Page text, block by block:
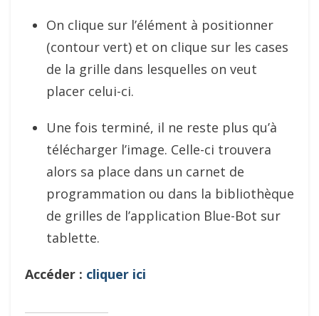
On clique sur l’élément à positionner
(contour vert) et on clique sur les cases
de la grille dans lesquelles on veut
placer celui-ci.
Une fois terminé, il ne reste plus qu’à
télécharger l’image. Celle-ci trouvera
alors sa place dans un carnet de
programmation ou dans la bibliothèque
de grilles de l’application Blue-Bot sur
tablette.
Accéder : cliquer ici